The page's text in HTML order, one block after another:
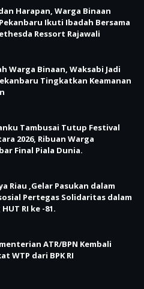
Harapan, Warga Binaan
Ikuti Ibadah Bersama
Ressort Rajawali
Warga Binaan, Waksabi Jadi
Tingkatkan Keamanan
Tambusai Tutup Festival
2026, Ribuan Warga
Final Piala Dunia.
Riau ,Gelar Pasukan dalam
Pertegas Solidaritas dalam
RI ke -81.
ATR/BPN Kembali
WTP dari BPK RI